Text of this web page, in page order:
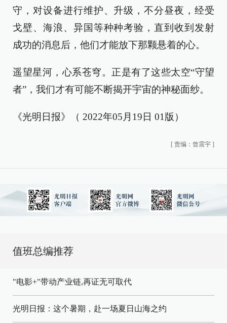
守，对设备进行维护、升级，不分昼夜，经受
戈壁、海浪、异国等种种考验，直到收到发射
成功的消息后，他们才能放下那颗悬着的心。
遥望星河，心系苍穹。正是有了这些太空“守望
者”，我们才有可能不断揭开宇宙的神秘面纱。
《光明日报》（ 2022年05月19日 01版）
[ 责编：曾震宇 ]
值班总编推荐
"电影+"带动产业链,再证无可取代
光明日报：这个暑期，赴一场夏日山海之约